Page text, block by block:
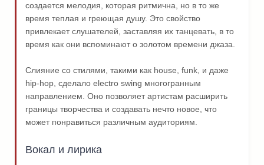
создается мелодия, которая ритмична, но в то же
время теплая и греющая душу. Это свойство
привлекает слушателей, заставляя их танцевать, в то
время как они вспоминают о золотом времени джаза.
Слияние со стилями, такими как house, funk, и даже
hip-hop, сделало electro swing многогранным
направлением. Оно позволяет артистам расширить
границы творчества и создавать нечто новое, что
может понравиться различным аудиториям.
Вокал и лирика